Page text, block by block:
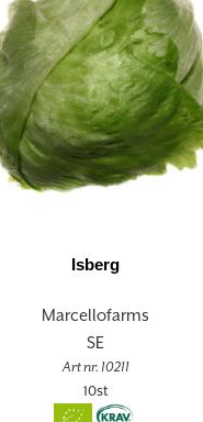
Isberg
Marcellofarms
SE
Art nr. 10211
10st